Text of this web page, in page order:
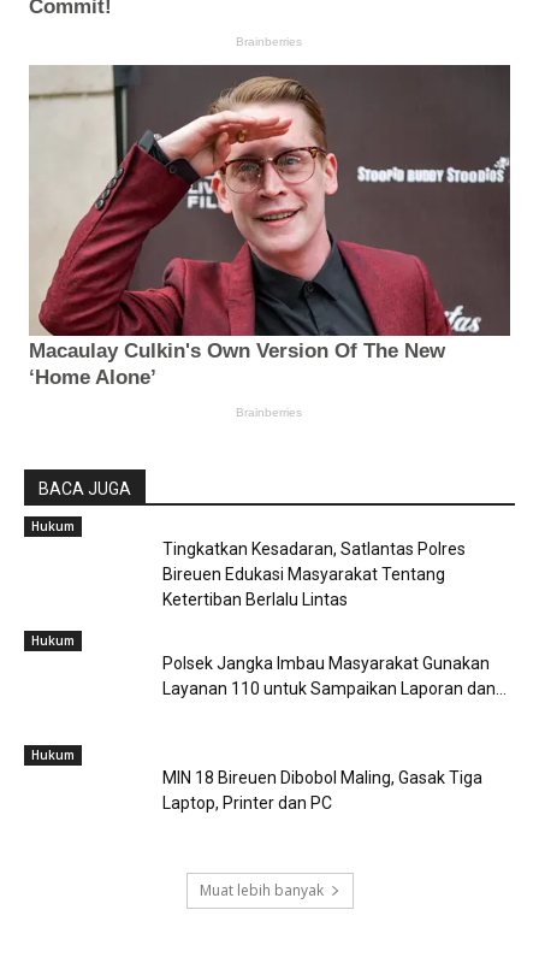
BACA JUGA
Hukum
Tingkatkan Kesadaran, Satlantas Polres
Bireuen Edukasi Masyarakat Tentang
Ketertiban Berlalu Lintas
Hukum
Polsek Jangka Imbau Masyarakat Gunakan
Layanan 110 untuk Sampaikan Laporan dan...
Hukum
MIN 18 Bireuen Dibobol Maling, Gasak Tiga
Laptop, Printer dan PC
Muat lebih banyak